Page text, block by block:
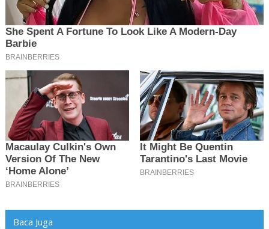
Baca Juga